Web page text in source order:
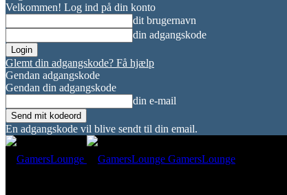
Velkommen! Log ind på din konto
dit brugernavn
din adgangskode
Glemt din adgangskode? Få hjælp
Gendan adgangskode
Gendan din adgangskode
din e-mail
En adgangskode vil blive sendt til din email.
GamersLounge